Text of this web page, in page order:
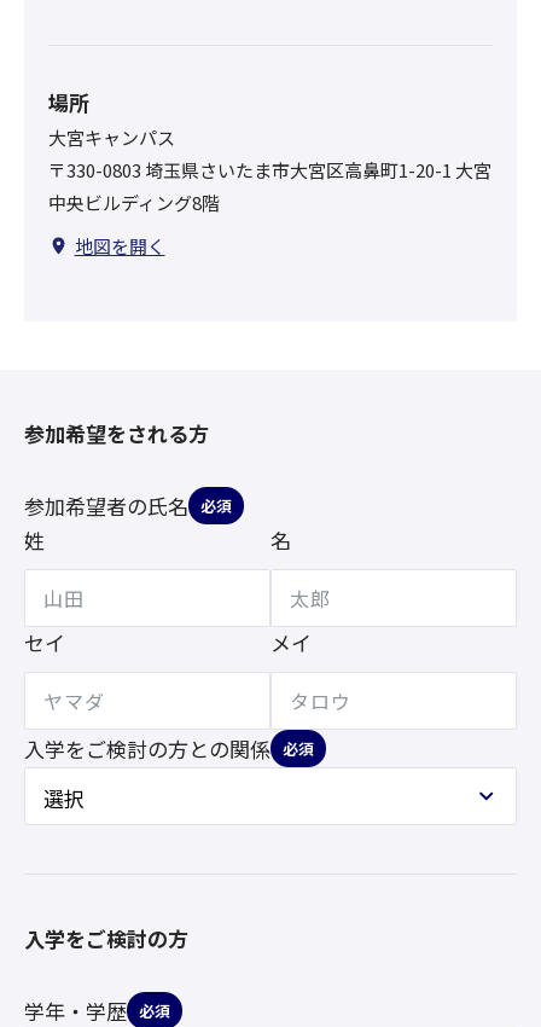
場所
大宮キャンパス
〒330-0803 埼玉県さいたま市大宮区高鼻町1-20-1 大宮
中央ビルディング8階
地図を開く
参加希望をされる方
参加希望者の氏名 必須
姓 名
セイ メイ
入学をご検討の方との関係 必須
入学をご検討の方
学年・学歴 必須